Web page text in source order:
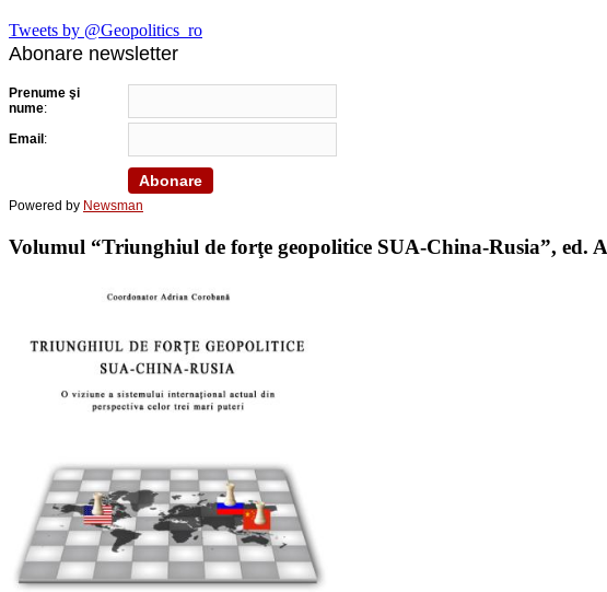
Tweets by @Geopolitics_ro
Abonare newsletter
Prenume şi
nume:
Email:
Powered by Newsman
Volumul “Triunghiul de forţe geopolitice SUA-China-Rusia”, ed.